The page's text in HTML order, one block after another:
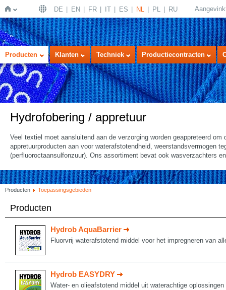
Home
DE EN FR IT ES NL PL RU
Producten Klanten Techniek Productiecontracten
Hydrofobering / appretuur
Veel textiel moet aansluitend aan de verzorging worden geappreteerd
appretuurproducten aan voor waterafstotendheid, weerstandsvermogen
(perfluoroctaansulfonzuur). Ons assortiment bevat ook wasverzachters
Producten Toepassingsgebieden
Producten
Hydrob AquaBarrier
Fluorvrij waterafstotend middel voor het impregneren van
Hydrob EASYDRY
Water- en olieafstotend middel uit waterachtige